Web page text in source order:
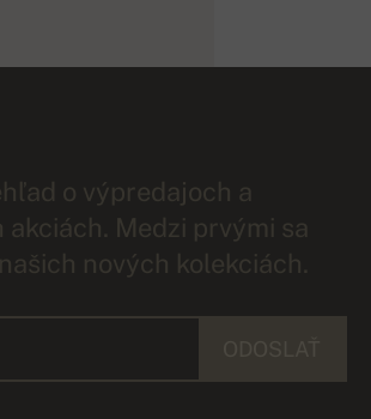
o výpredajoch a
Medzi prvými sa
nových kolekciách.